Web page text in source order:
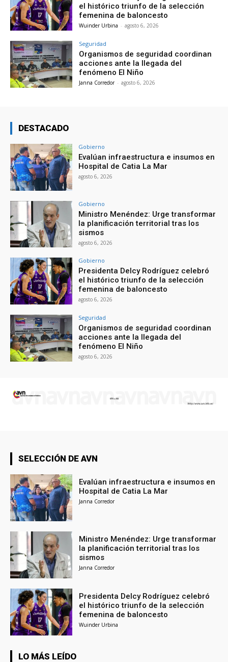
el histórico triunfo de la selección
femenina de baloncesto
Wuinder Urbina - agosto 6, 2026
Seguridad
Organismos de seguridad coordinan
acciones ante la llegada del
fenómeno El Niño
Janna Corredor - agosto 6, 2026
DESTACADO
Gobierno
Evalúan infraestructura e insumos en
Hospital de Catia La Mar
agosto 6, 2026
Gobierno
Ministro Menéndez: Urge transformar
la planificación territorial tras los
sismos
agosto 6, 2026
Gobierno
Presidenta Delcy Rodríguez celebró
el histórico triunfo de la selección
femenina de baloncesto
agosto 6, 2026
Seguridad
Organismos de seguridad coordinan
acciones ante la llegada del
fenómeno El Niño
agosto 6, 2026
SELECCIÓN DE AVN
Evalúan infraestructura e insumos en
Hospital de Catia La Mar
Janna Corredor
Ministro Menéndez: Urge transformar
la planificación territorial tras los
sismos
Janna Corredor
Presidenta Delcy Rodríguez celebró
el histórico triunfo de la selección
femenina de baloncesto
Wuinder Urbina
LO MÁS LEÍDO